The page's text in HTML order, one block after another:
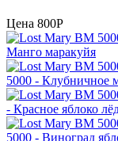
Цена 800P
Манго маракуйя
5000 - Клубничное
- Красное яблоко
5000 - Виноград